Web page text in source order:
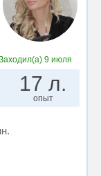
9 июля
17 л.
опыт